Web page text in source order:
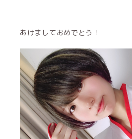
あけましておめでとう！